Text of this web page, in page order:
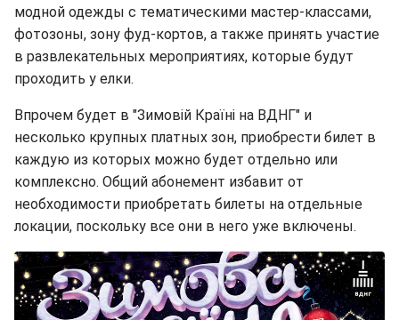
модной одежды с тематическими мастер-классами,
фотозоны, зону фуд-кортов, а также принять участие
в развлекательных мероприятиях, которые будут
проходить у елки.
Впрочем будет в "Зимовій Країні на ВДНГ" и
несколько крупных платных зон, приобрести билет в
каждую из которых можно будет отдельно или
комплексно. Общий абонемент избавит от
необходимости приобретать билеты на отдельные
локации, поскольку все они в него уже включены.